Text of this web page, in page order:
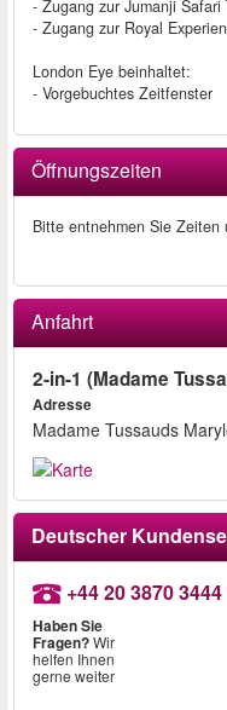
- Zugang zur Jumanji
- Zugang zur Royal
London Eye beinhaltet:
- Vorgebuchtes Zeitfenster
Öffnungszeiten
Bitte entnehmen Sie Zeiten
Anfahrt
2-in-1 (Madame
Adresse
Madame Tussauds
Deutscher
+44 20 3870 3444
Haben Sie
Fragen?Wir
helfen Ihnen
gerne weiter